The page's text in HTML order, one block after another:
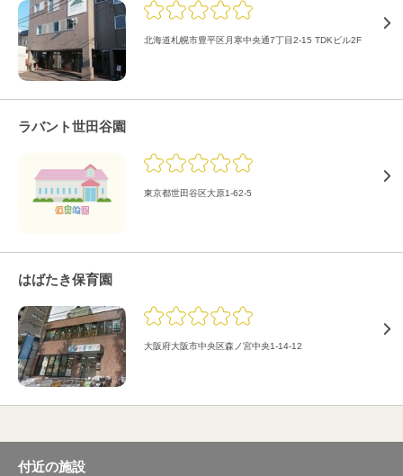
北海道札幌市豊平区月寒中央通7丁目2-15 TDKビル2F
ラバント世田谷園
東京都世田谷区大原1-62-5
はばたき保育園
大阪府大阪市中央区森ノ宮中央1-14-12
付近の施設